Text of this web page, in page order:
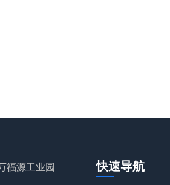
福源工业园
快速导航